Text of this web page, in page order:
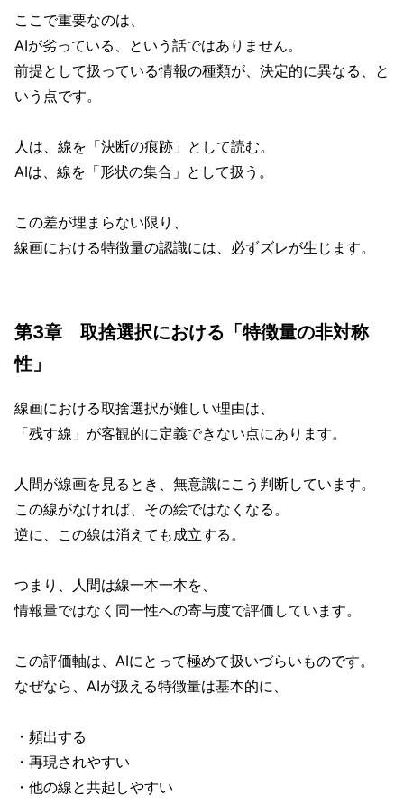
ここで重要なのは、
AIが劣っている、という話ではありません。
前提として扱っている情報の種類が、決定的に異なる、と
いう点です。
人は、線を「決断の痕跡」として読む。
AIは、線を「形状の集合」として扱う。
この差が埋まらない限り、
線画における特徴量の認識には、必ずズレが生じます。
第3章 取捨選択における「特徴量の非対称
性」
線画における取捨選択が難しい理由は、
「残す線」が客観的に定義できない点にあります。
人間が線画を見るとき、無意識にこう判断しています。
この線がなければ、その絵ではなくなる。
逆に、この線は消えても成立する。
つまり、人間は線一本一本を、
情報量ではなく同一性への寄与度で評価しています。
この評価軸は、AIにとって極めて扱いづらいものです。
なぜなら、AIが扱える特徴量は基本的に、
・頻出する
・再現されやすい
・他の線と共起しやすい